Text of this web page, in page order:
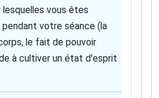
vous êtes
votre séance (la
le fait de pouvoir
à cultiver un état d'esprit